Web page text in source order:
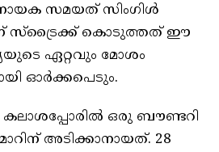
സമയത് സിംഗിൾ
സ്ട്രൈക്ക് കൊടുത്തത് ഈ
ഏറ്റവും മോശം
ഓർക്കപെടും.
ഒരു ബൗണ്ടറി
അടിക്കാനായത്. 28